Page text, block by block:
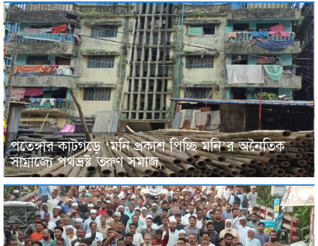
পতেঙ্গার কাটগড়ে ‘মনি প্রকাশ পিচ্ছি মনি’র অনৈতিক
সাম্রাজ্যে পথভ্রষ্ট তরুণ সমাজ,